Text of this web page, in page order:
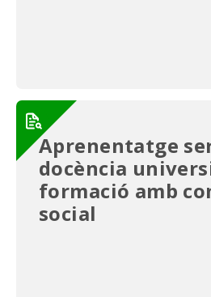
Aprenentatge
docència
formació amb
social